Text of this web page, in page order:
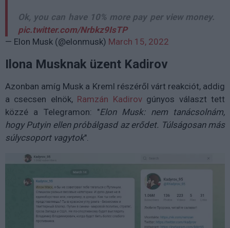
Ok, you can have 10% more pay per view money.
pic.twitter.com/Nrbkz9IsTP
— Elon Musk (@elonmusk) March 15, 2022
Ilona Musknak üzent Kadirov
Azonban amíg Musk a Kreml részéről várt reakciót, addig
a csecsen elnök, Ramzán Kadirovgúnyos választ tett
közzé a Telegramon: "Elon Musk: nem tanácsolnám,
hogy Putyin ellen próbálgasd az erődet. Túlságosan más
súlycsoport vagytok".